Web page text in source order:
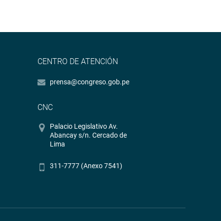
CENTRO DE ATENCIÓN
prensa@congreso.gob.pe
CNC
Palacio Legislativo Av.
Abancay s/n. Cercado de
Lima
311-7777 (Anexo 7541)